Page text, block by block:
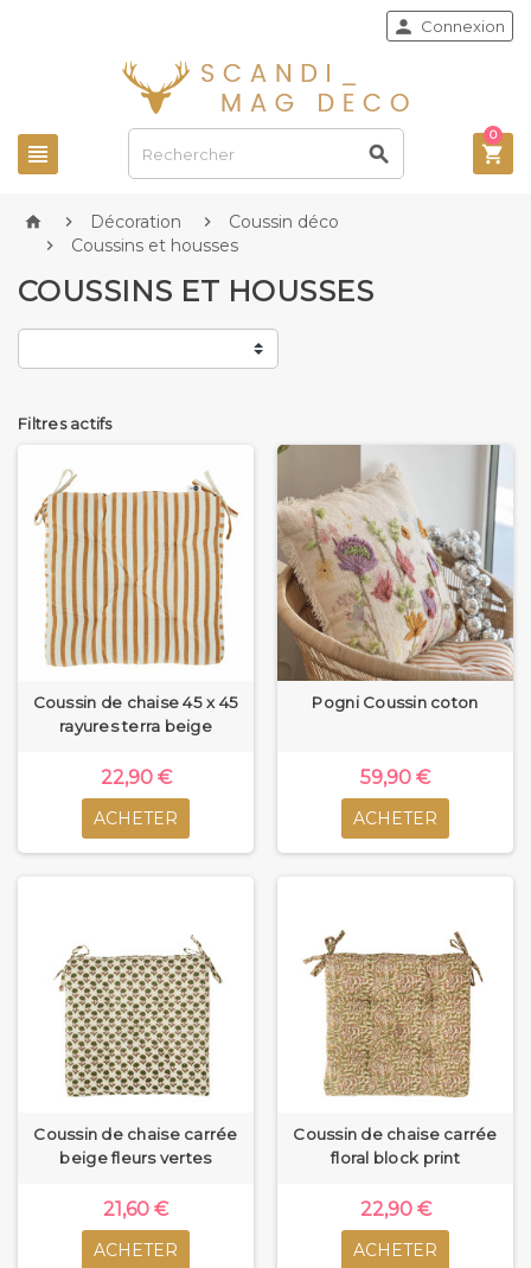
 
 Connexion

0
  Décoration  Coussin déco
 Coussins et housses
COUSSINS ET HOUSSES
Filtres actifs
Coussin de chaise 45 x 45
rayures terra beige
22,90 €
ACHETER
Pogni Coussin coton
59,90 €
ACHETER
Coussin de chaise carrée
beige fleurs vertes
21,60 €
ACHETER
Coussin de chaise carrée
floral block print
22,90 €
ACHETER